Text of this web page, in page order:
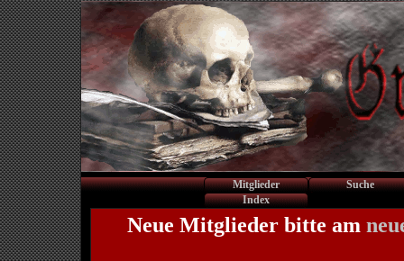
Mitglieder
Suche
Index
Neue Mitglieder bitte am